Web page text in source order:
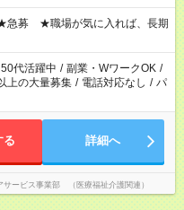
時間超の就業はご案内できませ
上勤務は社会保険への加入対象
い派遣の原則禁止）により、
が難しい場合があります
急募 ★職場が気に入れば、長期
代活躍中 / 副業・WワークOK /
上の大量募集 / 電話対応なし / パ
る 詳細へ
ービス事業部 （医療福祉介護関連）